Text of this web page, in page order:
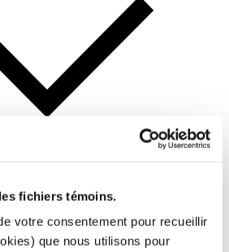
fichiers témoins.
votre consentement pour recueillir
que nous utilisons pourPre-seed stage